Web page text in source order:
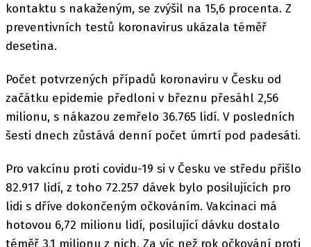
kontaktu s nakaženým, se zvýšil na 15,6 procenta. Z
preventivních testů koronavirus ukázala téměř
desetina.
Počet potvrzených případů koronaviru v Česku od
začátku epidemie předloni v březnu přesáhl 2,56
milionu, s nákazou zemřelo 36.765 lidí. V posledních
šesti dnech zůstává denní počet úmrtí pod padesáti.
Pro vakcínu proti covidu-19 si v Česku ve středu přišlo
82.917 lidí, z toho 72.257 dávek bylo posilujících pro
lidi s dříve dokončeným očkováním. Vakcinaci má
hotovou 6,72 milionu lidí, posilující dávku dostalo
téměř 3,1 milionu z nich. Za víc než rok očkování proti